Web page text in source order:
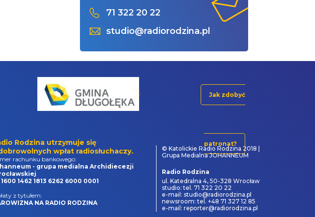
71 322 20 22
studio@radiorodzina.pl
Jak zdobyć
patronat?
Rodzina utrzymuje się
wpłat radiosłuchaczy.
rachunku bankowego:
- grupa medialna Archidiecezji
1600 1462 1813 6262 6000 0001
z tytułem:
NA RADIO RODZINA
© Katolickie Radio Rodzina 2018 |
Grupa Medialna JOHANNEUM
Radio Rodzina
ul. Katedralna 4, 50-328 Wrocław
studio: tel. 71 322 20 22
e-mail: studio@radiorodzina.pl
newsroom: tel. +48 71 327 12 85
e-mail: reporter@radiorodzina.pl